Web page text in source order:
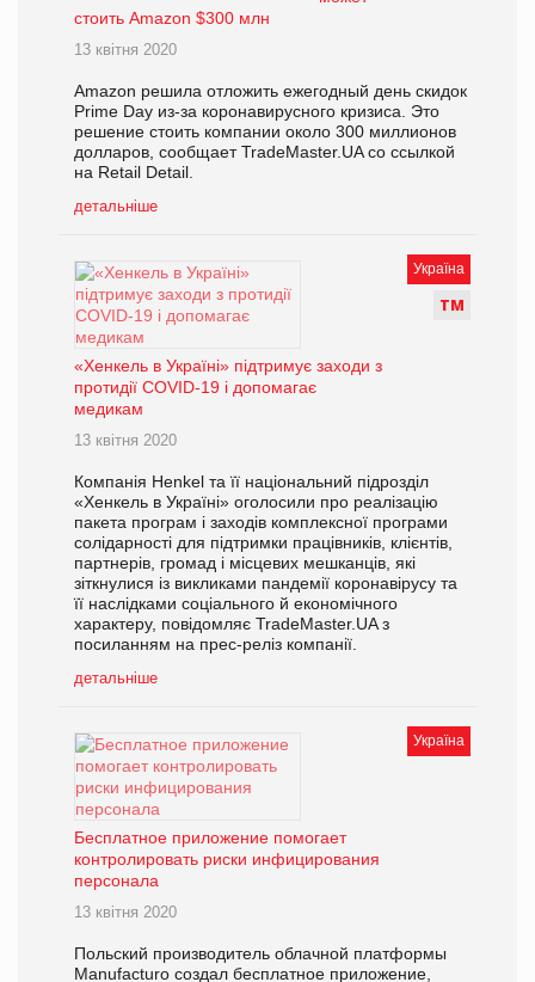
стоить Amazon $300 млн
13 квітня 2020
Amazon решила отложить ежегодный день скидок
Prime Day из-за коронавирусного кризиса. Это
решение стоить компании около 300 миллионов
долларов, сообщает TradeMaster.UA со ссылкой
на Retail Detail.
детальніше
Україна
ТМ
«Хенкель в Україні» підтримує заходи з
протидії COVID-19 і допомагає
медикам
13 квітня 2020
Компанія Henkel та її національний підрозділ
«Хенкель в Україні» оголосили про реалізацію
пакета програм і заходів комплексної програми
солідарності для підтримки працівників, клієнтів,
партнерів, громад і місцевих мешканців, які
зіткнулися із викликами пандемії коронавірусу та
її наслідками соціального й економічного
характеру, повідомляє TradeMaster.UA з
посиланням на прес-реліз компанії.
детальніше
Україна
Бесплатное приложение помогает
контролировать риски инфицирования
персонала
13 квітня 2020
Польский производитель облачной платформы
Manufacturo создал бесплатное приложение,